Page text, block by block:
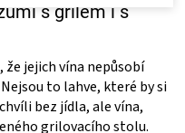
s grilem i s
jejich vína nepůsobí
to lahve, které by si
bez jídla, ale vína,
grilovacího stolu.